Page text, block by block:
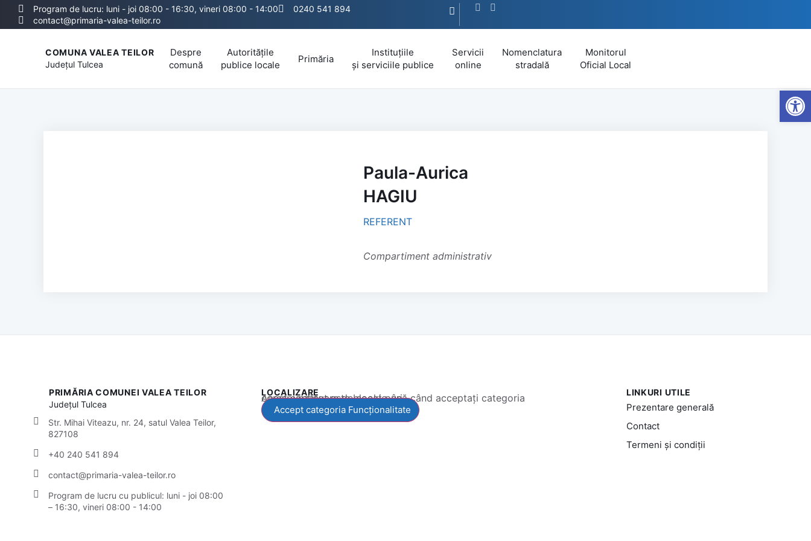
Program de lucru: luni - joi 08:00 - 16:30, vineri 08:00 - 14:00
0240 541 894
contact@primaria-valea-teilor.ro
COMUNA VALEA TEILOR
JudețulTulcea
Despre
comună
Autoritățile
publice locale
Primăria
Instituțiile
și serviciile publice
Servicii
online
Nomenclatura
stradală
Monitorul
Oficial Local
Paula-Aurica
HAGIU
REFERENT
Compartiment administrativ
PRIMĂRIA COMUNEI VALEA TEILOR
JudețulTulcea
Str. Mihai Viteazu, nr. 24, satul Valea Teilor,
827108
+40 240 541 894
contact@primaria-valea-teilor.ro
Program de lucru cu publicul: luni - joi 08:00
– 16:30, vineri 08:00 - 14:00
LOCALIZARE
Acest conținut este blocat până când acceptați categoria corespunzătoare de cookie-uri.
Accept categoria Funcționalitate
LINKURI UTILE
Prezentare generală
Contact
Termeni și condiții